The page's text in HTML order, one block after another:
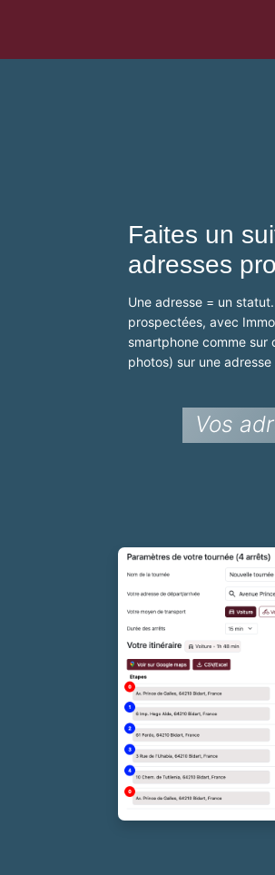
Faites un
adresses
Une adresse = un
prospectées, avec
smartphone comme sur
photos) sur une
Vos